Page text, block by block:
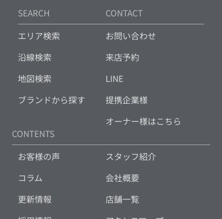
SEARCH
エリア検索
沿線検索
地図検索
ブランドから探す
CONTACT
お問い合わせ
来店予約
LINE
提携企業様
オーナー様はこちら
CONTENTS
お客様の声
コラム
更新情報
スタッフ紹介
会社概要
店舗一覧